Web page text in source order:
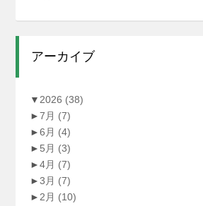
アーカイブ
▼ 2026 (38)
►7月 (7)
►6月 (4)
► 5月 (3)
►4月 (7)
►3月 (7)
► 2月 (10)